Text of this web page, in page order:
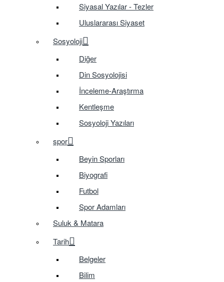
Siyasal Yazılar - Tezler
Uluslararası Siyaset
Sosyoloji
Diğer
Din Sosyolojisi
İnceleme-Araştırma
Kentleşme
Sosyoloji Yazıları
spor
Beyin Sporları
Biyografi
Futbol
Spor Adamları
Suluk & Matara
Tarih
Belgeler
Bilim